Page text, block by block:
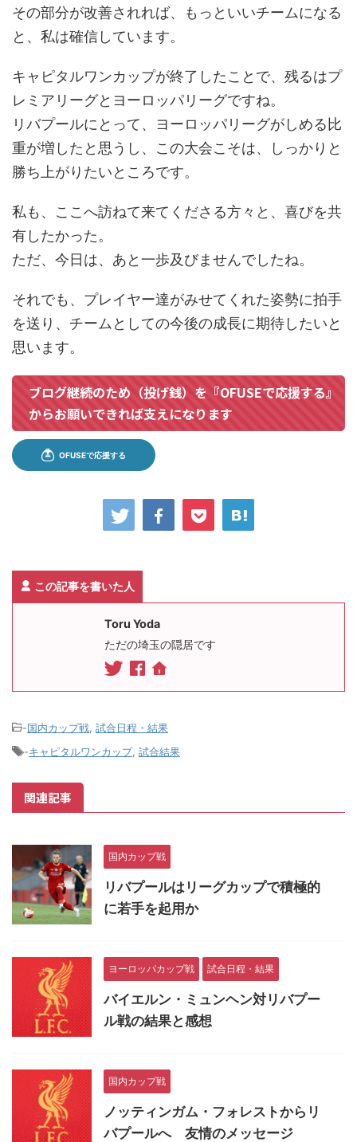
その部分が改善されれば、もっといいチームになる
と、私は確信しています。
キャピタルワンカップが終了したことで、残るはプ
レミアリーグとヨーロッパリーグですね。
リバプールにとって、ヨーロッパリーグがしめる比
重が増したと思うし、この大会こそは、しっかりと
勝ち上がりたいところです。
私も、ここへ訪ねて来てくださる方々と、喜びを共
有したかった。
ただ、今日は、あと一歩及びませんでしたね。
それでも、プレイヤー達がみせてくれた姿勢に拍手
を送り、チームとしての今後の成長に期待したいと
思います。
ブログ継続のため（投げ銭）を『OFUSEで応援する』
からお願いできれば支えになります
この記事を書いた人
Toru Yoda
ただの埼玉の隠居です
-国内カップ戦 試合日程・結果
-キャピタルワンカップ, 試合結果
関連記事
国内カップ戦
リバプールはリーグカップで積極的
に若手を起用か
ヨーロッパカップ戦 試合日程・結果
バイエルン・ミュンヘン対リバプー
ル戦の結果と感想
国内カップ戦
ノッティンガム・フォレストからリ
バプールへ 友情のメッセージ